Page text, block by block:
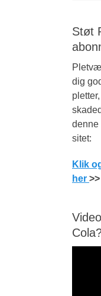
Støt
dig
denne
sitet:
Klik
her >>